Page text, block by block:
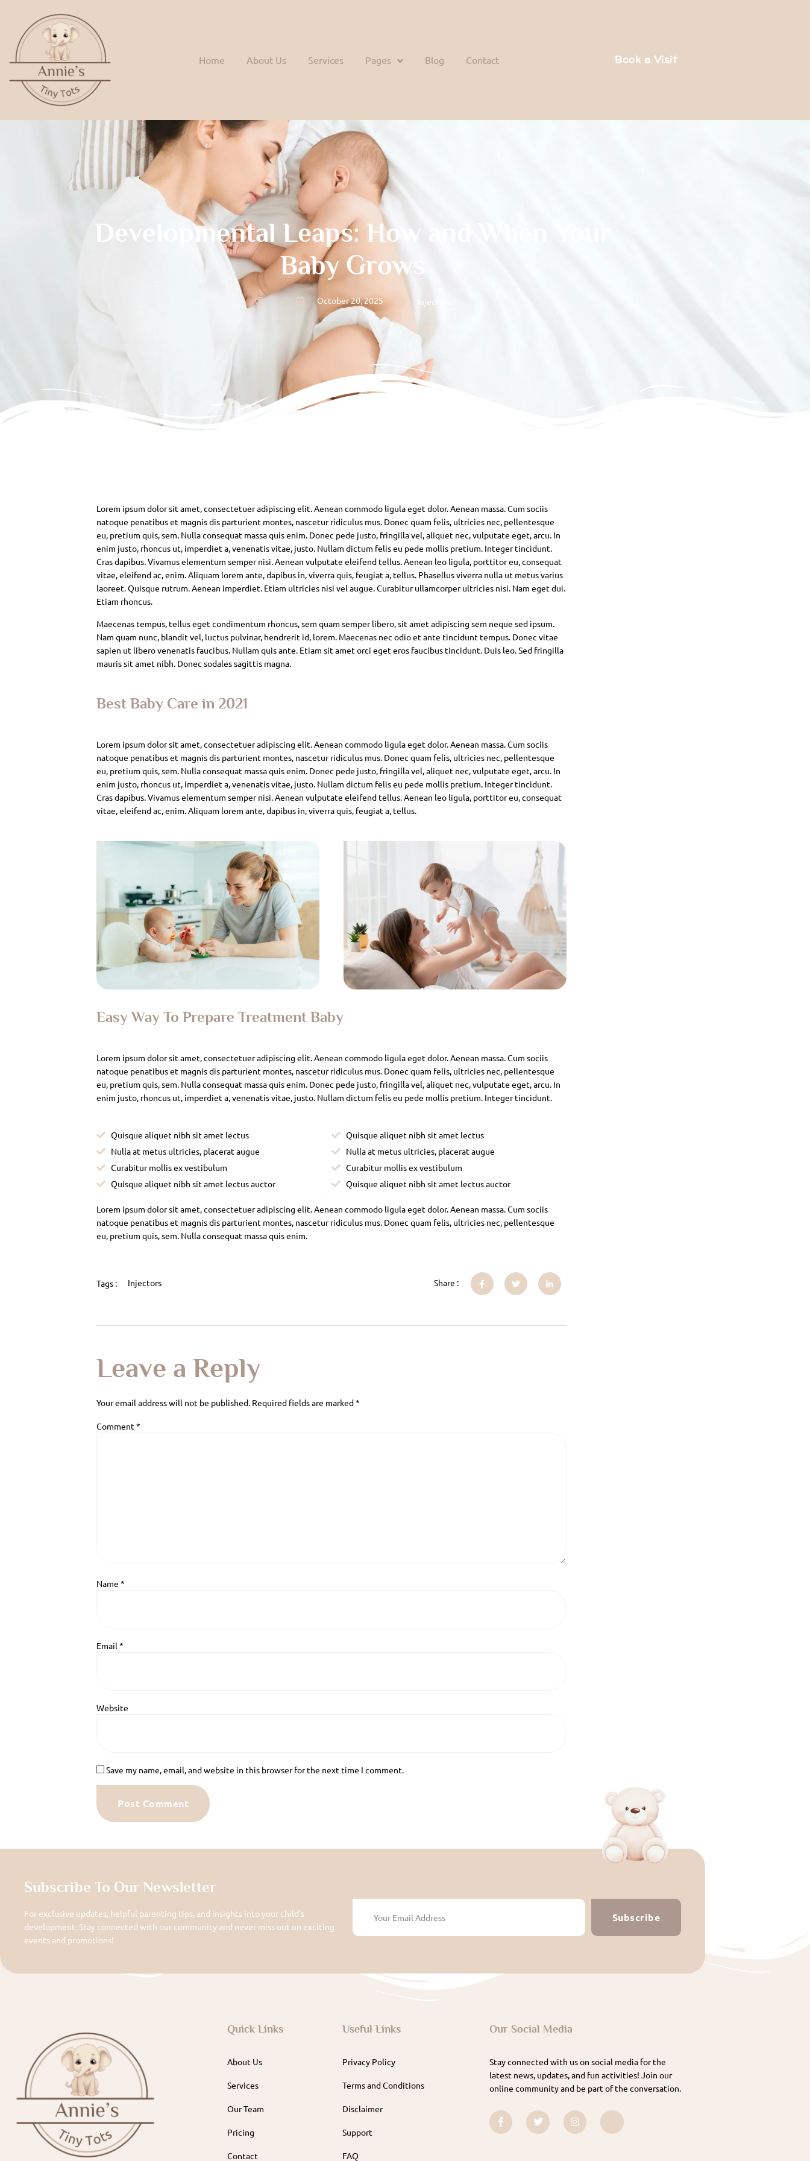
Home About Us Services Pages Blog Contact Book a Visit
Developmental Leaps: How and When Your
Baby Grows
October 20, 2025 Injectors
Lorem ipsum dolor sit amet, consectetuer adipiscing elit. Aenean commodo ligula eget dolor. Aenean massa. Cum sociis
natoque penatibus et magnis dis parturient montes, nascetur ridiculus mus. Donec quam felis, ultricies nec, pellentesque
eu, pretium quis, sem. Nulla consequat massa quis enim. Donec pede justo, fringilla vel, aliquet nec, vulputate eget, arcu. In
enim justo, rhoncus ut, imperdiet a, venenatis vitae, justo. Nullam dictum felis eu pede mollis pretium. Integer tincidunt.
Cras dapibus. Vivamus elementum semper nisi. Aenean vulputate eleifend tellus. Aenean leo ligula, porttitor eu, consequat
vitae, eleifend ac, enim. Aliquam lorem ante, dapibus in, viverra quis, feugiat a, tellus. Phasellus viverra nulla ut metus varius
laoreet. Quisque rutrum. Aenean imperdiet. Etiam ultricies nisi vel augue. Curabitur ullamcorper ultricies nisi. Nam eget dui.
Etiam rhoncus.
Maecenas tempus, tellus eget condimentum rhoncus, sem quam semper libero, sit amet adipiscing sem neque sed ipsum.
Nam quam nunc, blandit vel, luctus pulvinar, hendrerit id, lorem. Maecenas nec odio et ante tincidunt tempus. Donec vitae
sapien ut libero venenatis faucibus. Nullam quis ante. Etiam sit amet orci eget eros faucibus tincidunt. Duis leo. Sed fringilla
mauris sit amet nibh. Donec sodales sagittis magna.
Best Baby Care in 2021
Lorem ipsum dolor sit amet, consectetuer adipiscing elit. Aenean commodo ligula eget dolor. Aenean massa. Cum sociis
natoque penatibus et magnis dis parturient montes, nascetur ridiculus mus. Donec quam felis, ultricies nec, pellentesque
eu, pretium quis, sem. Nulla consequat massa quis enim. Donec pede justo, fringilla vel, aliquet nec, vulputate eget, arcu. In
enim justo, rhoncus ut, imperdiet a, venenatis vitae, justo. Nullam dictum felis eu pede mollis pretium. Integer tincidunt.
Cras dapibus. Vivamus elementum semper nisi. Aenean vulputate eleifend tellus. Aenean leo ligula, porttitor eu, consequat
vitae, eleifend ac, enim. Aliquam lorem ante, dapibus in, viverra quis, feugiat a, tellus.
Easy Way To Prepare Treatment Baby
Lorem ipsum dolor sit amet, consectetuer adipiscing elit. Aenean commodo ligula eget dolor. Aenean massa. Cum sociis
natoque penatibus et magnis dis parturient montes, nascetur ridiculus mus. Donec quam felis, ultricies nec, pellentesque
eu, pretium quis, sem. Nulla consequat massa quis enim. Donec pede justo, fringilla vel, aliquet nec, vulputate eget, arcu. In
enim justo, rhoncus ut, imperdiet a, venenatis vitae, justo. Nullam dictum felis eu pede mollis pretium. Integer tincidunt.
Quisque aliquet nibh sit amet lectus
Nulla at metus ultricies, placerat augue
Curabitur mollis ex vestibulum
Quisque aliquet nibh sit amet lectus auctor
Quisque aliquet nibh sit amet lectus
Nulla at metus ultricies, placerat augue
Curabitur mollis ex vestibulum
Quisque aliquet nibh sit amet lectus auctor
Lorem ipsum dolor sit amet, consectetuer adipiscing elit. Aenean commodo ligula eget dolor. Aenean massa. Cum sociis
natoque penatibus et magnis dis parturient montes, nascetur ridiculus mus. Donec quam felis, ultricies nec, pellentesque
eu, pretium quis, sem. Nulla consequat massa quis enim.
Tags : Injectors Share :
Leave a Reply
Your email address will not be published. Required fields are marked*
Comment*
Name *
Email *
Website
Save my name, email, and website in this browser for the next time I comment.
Subscribe To Our Newsletter
For exclusive updates, helpful parenting tips, and insights into your child's
development. Stay connected with our community and never miss out on exciting
events and promotions!
Subscribe
Quick Links
About Us
Services
Our Team
Pricing
Contact
Useful Links
Privacy Policy
Terms and Conditions
Disclaimer
Support
FAQ
Our Social Media
Stay connected with us on social media for the
latest news, updates, and fun activities! Join our
online community and be part of the conversation.